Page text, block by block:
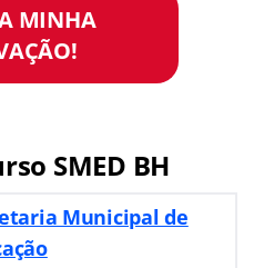
MINHA
SMED BH
Municipal de